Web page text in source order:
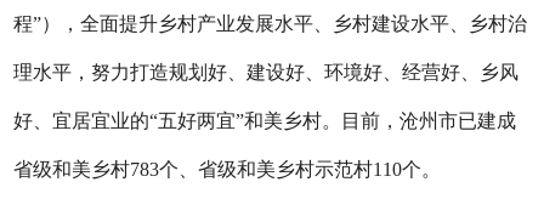
程”），全面提升乡村产业发展水平、乡村建设水平、乡村治
理水平，努力打造规划好、建设好、环境好、经营好、乡风
好、宜居宜业的“五好两宜”和美乡村。目前，沧州市已建成
省级和美乡村783个、省级和美乡村示范村110个。